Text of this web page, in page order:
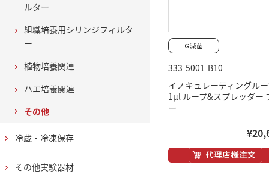
333-5001-B10
イノキュレーティングル
1μl ループ&スプレッダー
ー
ルター
組織培養用シリンジフィルタ
ー
植物培養関連
ハエ培養関連
その他
冷蔵・冷凍保存
その他実験器材